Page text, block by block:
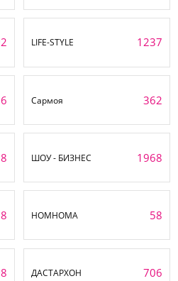
LIFE-STYLE 1237
Сармоя 362
ШОУ - БИЗНЕС 1968
8 НОМНОМА 58
ДАСТАРХОН 706